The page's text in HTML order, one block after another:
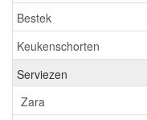
Bestek
Keukenschorten
Serviezen
Zara